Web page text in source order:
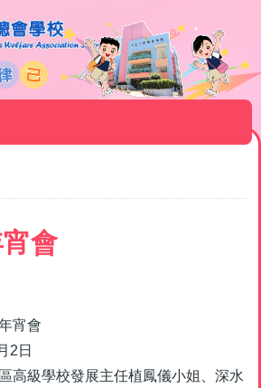
會
年宵會
2日
高級學校發展主任植鳳儀小姐、深水